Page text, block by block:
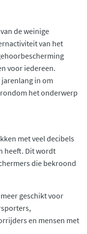
de weinige
van het
voor iedereen.
in om
het onderwerp
met veel decibels
heeft. Dit wordt
die bekroond
geschikt voor
en mensen met